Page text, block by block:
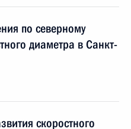
по северному
диаметра в Санкт-
скоростного